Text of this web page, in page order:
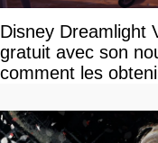
Disney Dreamlight
gratuit avec son
comment les